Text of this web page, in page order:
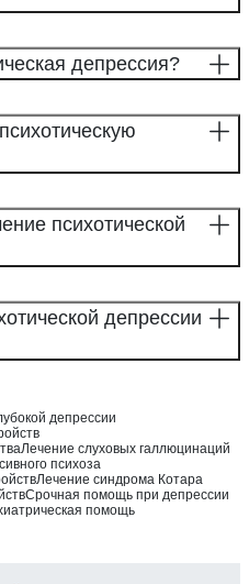
депрессия?
психотической
депрессии
депрессии
Лечение слуховых галлюцинаций
психоза
Лечение синдрома Котара
Срочная помощь при депрессии
помощь